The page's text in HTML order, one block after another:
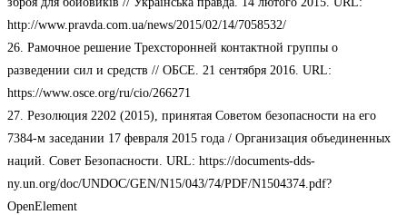
http://www.pravda.com.ua/news/2015/02/14/7058532/
26. Рамочное решение Трехсторонней контактной группы о
разведении сил и средств // ОБСЕ. 21 сентября 2016. URL:
https://www.osce.org/ru/cio/266271
27. Резолюция 2202 (2015), принятая Советом безопасности на его
7384-м заседании 17 февраля 2015 года / Организация объединенных
наций. Совет Безопасности. URL: https://documents-dds-
ny.un.org/doc/UNDOC/GEN/N15/043/74/PDF/N1504374.pdf?
OpenElement